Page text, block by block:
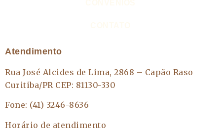
Atendimento
Rua José Alcides de Lima, 2868 – Capão Raso
Curitiba/PR CEP: 81130-330
Fone: (41) 3246-8636
Horário de atendimento